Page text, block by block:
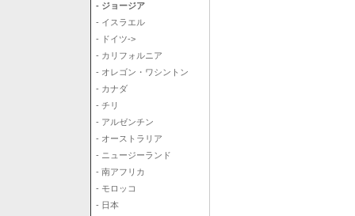
- ジョージア
- イスラエル
- ドイツ->
- カリフォルニア
- オレゴン・ワシントン
- カナダ
- チリ
- アルゼンチン
- オーストラリア
- ニュージーランド
- 南アフリカ
- モロッコ
- 日本